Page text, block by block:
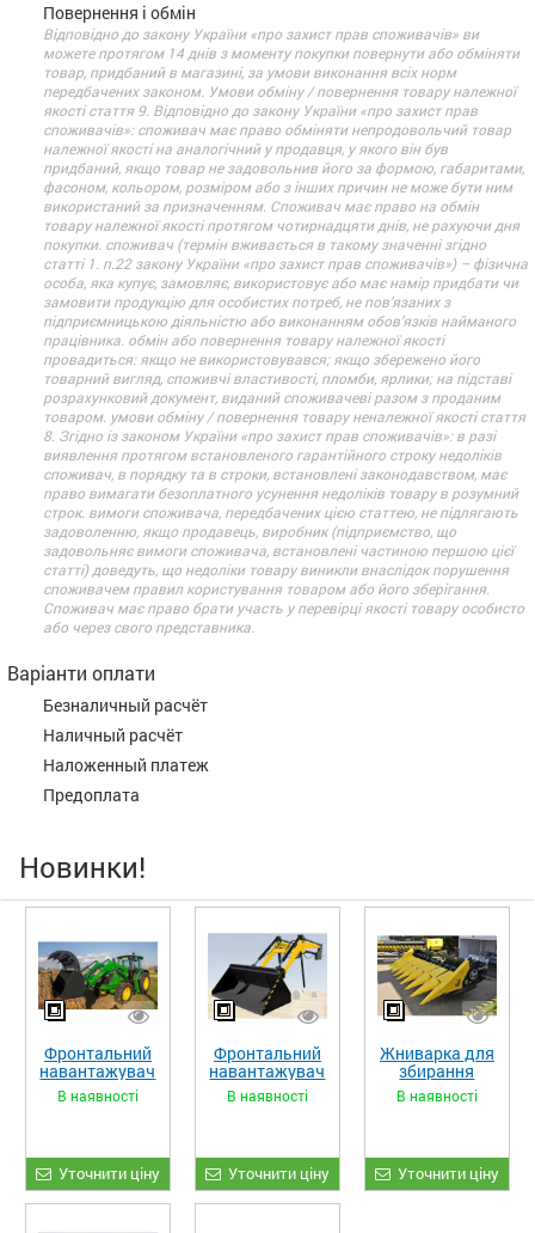
Повернення і обмін
Відповідно до закону України «про захист прав споживачів» ви
можете протягом 14 днів з моменту покупки повернути або обміняти
товар, придбаний в магазині, за умови виконання всіх норм
передбачених законом. Умови обміну / повернення товару належної
якості стаття 9. Відповідно до закону України «про захист прав
споживачів»: споживач має право обміняти непродовольчий товар
належної якості на аналогічний у продавця, у якого він був
придбаний, якщо товар не задовольнив його за формою, габаритами,
фасоном, кольором, розміром або з інших причин не може бути ним
використаний за призначенням. Споживач має право на обмін
товару належної якості протягом чотирнадцяти днів, не рахуючи дня
покупки. споживач (термін вживається в такому значенні згідно
статті 1. п.22 закону України «про захист прав споживачів») – фізична
особа, яка купує, замовляє, використовує або має намір придбати чи
замовити продукцію для особистих потреб, не пов’язаних з
підприємницькою діяльністю або виконанням обов’язків найманого
працівника. обмін або повернення товару належної якості
провадиться: якщо не використовувався; якщо збережено його
товарний вигляд, споживчі властивості, пломби, ярлики; на підставі
розрахунковий документ, виданий споживачеві разом з проданим
товаром. умови обміну / повернення товару неналежної якості стаття
8. Згідно із законом України «про захист прав споживачів»: в разі
виявлення протягом встановленого гарантійного строку недоліків
споживач, в порядку та в строки, встановлені законодавством, має
право вимагати безоплатного усунення недоліків товару в розумний
строк. вимоги споживача, передбачених цією статтею, не підлягають
задоволенню, якщо продавець, виробник (підприємство, що
задовольняє вимоги споживача, встановлені частиною першою цієї
статті) доведуть, що недоліки товару виникли внаслідок порушення
споживачем правил користування товаром або його зберігання.
Споживач має право брати участь у перевірці якості товару особисто
або через свого представника.
Варіанти оплати
Безналичный расчёт
Наличный расчёт
Наложенный платеж
Предоплата
Новинки!
Фронтальний
навантажувач
«STRONG XL»
В наявності
Уточнити ціну
Фронтальний
навантажувач
«STRONG»
В наявності
Уточнити ціну
Жниварка для
збирання
кукурудзи
ЖКИ-870
В наявності
Уточнити ціну